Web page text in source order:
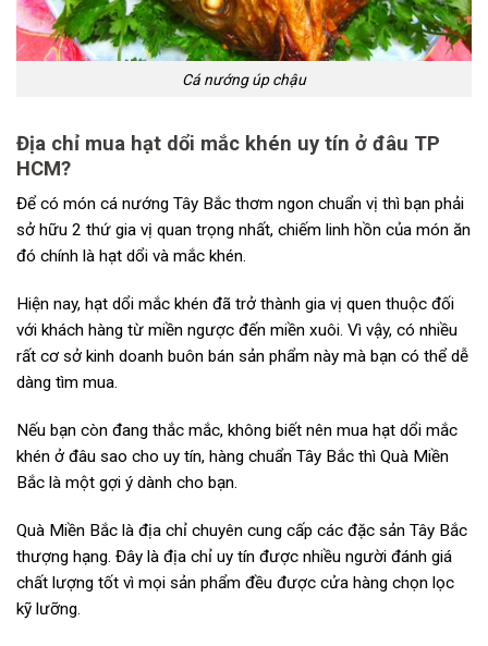
Cá nướng úp chậu
Địa chỉ mua hạt dổi mắc khén uy tín ở đâu TP
HCM?
Để có món cá nướng Tây Bắc thơm ngon chuẩn vị thì bạn phải
sở hữu 2 thứ gia vị quan trọng nhất, chiếm linh hồn của món ăn
đó chính là hạt dổi và mắc khén.
Hiện nay, hạt dổi mắc khén đã trở thành gia vị quen thuộc đối
với khách hàng từ miền ngược đến miền xuôi. Vì vậy, có nhiều
rất cơ sở kinh doanh buôn bán sản phẩm này mà bạn có thể dễ
dàng tìm mua.
Nếu bạn còn đang thắc mắc, không biết nên mua hạt dổi mắc
khén ở đâu sao cho uy tín, hàng chuẩn Tây Bắc thì Quà Miền
Bắc là một gợi ý dành cho bạn.
Quà Miền Bắc là địa chỉ chuyên cung cấp các đặc sản Tây Bắc
thượng hạng. Đây là địa chỉ uy tín được nhiều người đánh giá
chất lượng tốt vì mọi sản phẩm đều được cửa hàng chọn lọc
kỹ lưỡng.